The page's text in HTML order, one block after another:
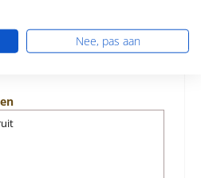
Nee, pas aan